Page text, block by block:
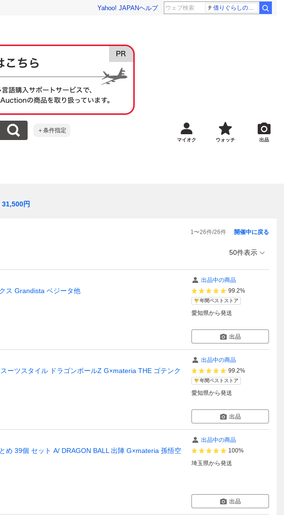
Yahoo! JAPANヘルプ 借りぐらしのアリエッティ 耳をすませば
＋条件指定
マイオク ウォッチ 出品
31,500円
1〜26件/26件 開催中に戻る
50件表示
ス Grandista ベジータ他
出品中の商品
99.2%
年間ベストストア
愛知県から発送
出品
ーツスタイル ドラゴンボールZ G×materia THE ゴテンク
出品中の商品
99.2%
年間ベストストア
愛知県から発送
出品
め 39個 セット A/ DRAGON BALL 出陣 G×materia 孫悟空
出品中の商品
100%
埼玉県から発送
出品